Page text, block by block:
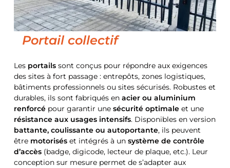
Portail collectif
Les portailssont conçus pour répondre aux exigences
des sites à fort passage : entrepôts, zones logistiques,
bâtiments professionnels ou sites sécurisés. Robustes et
durables, ils sont fabriqués en acier ou aluminium
renforcépour garantir une sécurité optimaleet une
résistance aux usages intensifs. Disponibles en version
battante, coulissante ou autoportante, ils peuvent
être motoriséset intégrés à un système de contrôle
d’accès(badge, digicode, lecteur de plaque, etc.). Leur
conception sur mesure permet de s’adapter aux